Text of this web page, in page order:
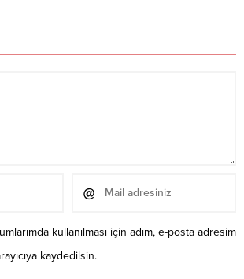
kullanılması için adım, e-posta adresim
kaydedilsin.